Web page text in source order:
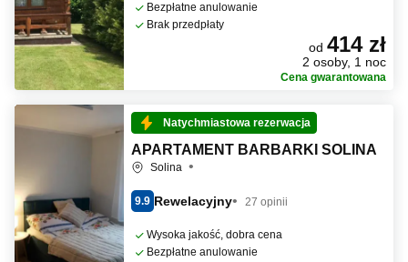
Bezpłatne anulowanie
Brak przedpłaty
od 414 zł
2 osoby, 1 noc
Cena gwarantowana
Natychmiastowa rezerwacja
APARTAMENT BARBARKI SOLINA
Solina
9.9 Rewelacyjny 27 opinii
Wysoka jakość, dobra cena
Bezpłatne anulowanie